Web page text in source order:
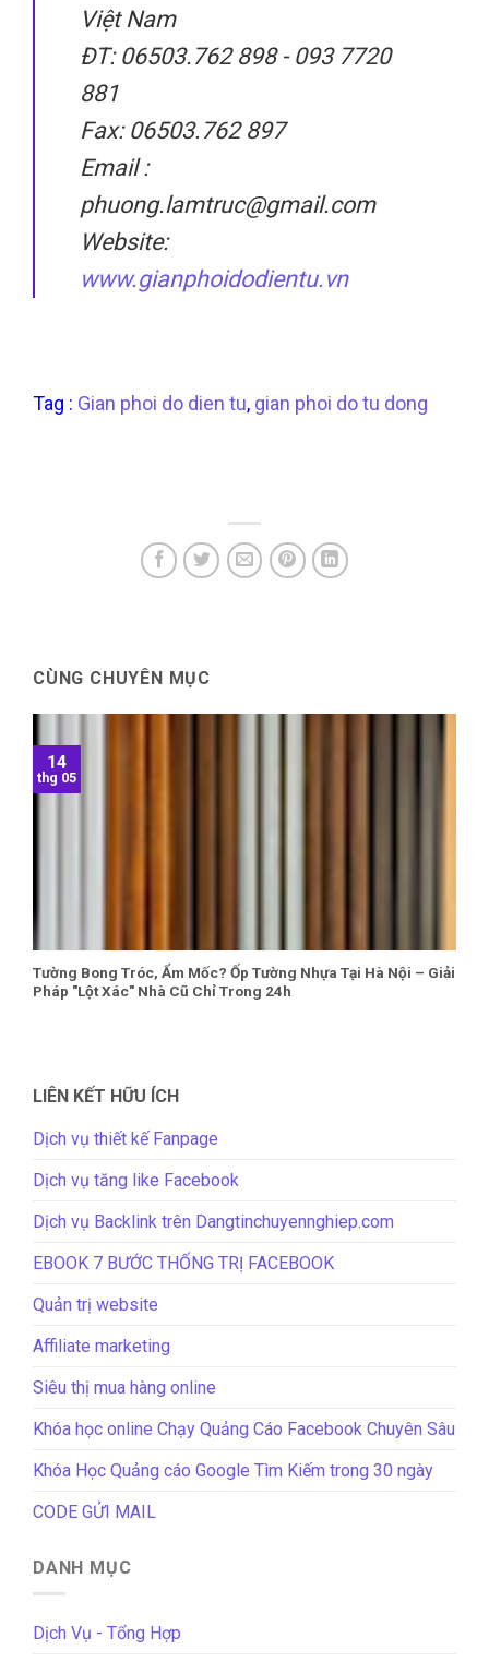
Việt Nam
ĐT: 06503.762 898 - 093 7720
881
Fax: 06503.762 897
Email :
phuong.lamtruc@gmail.com
Website:
www.gianphoidodientu.vn
Tag : Gian phoi do dien tu, gian phoi do tu dong
CÙNG CHUYÊN MỤC
Tường Bong Tróc, Ẩm Mốc? Ốp Tường Nhựa Tại Hà Nội – Giải
Pháp "Lột Xác" Nhà Cũ Chỉ Trong 24h
14
thg 05
LIÊN KẾT HỮU ÍCH
Dịch vụ thiết kế Fanpage
Dịch vụ tăng like Facebook
Dịch vụ Backlink trên Dangtinchuyennghiep.com
EBOOK 7 BƯỚC THỐNG TRỊ FACEBOOK
Quản trị website
Affiliate marketing
Siêu thị mua hàng online
Khóa học online Chạy Quảng Cáo Facebook Chuyên Sâu
Khóa Học Quảng cáo Google Tìm Kiếm trong 30 ngày
CODE GỬI MAIL
DANH MỤC
Dịch Vụ - Tổng Hợp